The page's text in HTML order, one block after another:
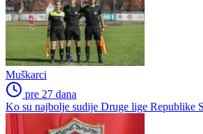
Muškarci
pre 27 dana
Ko su najbolje sudije Druge lige Republike